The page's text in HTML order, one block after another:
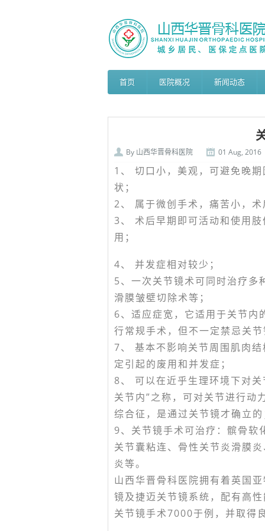
首页 医院概况 新闻动态
By 山西华晋骨科医院 01 Aug, 2016
1、 切口小，美观，可避免晚
状；
2、 属于微创手术，痛苦小，
3、 术后早期即可活动和使用
用；
4、 并发症相对较少；
5、一次关节镜术可同时治疗多
滑膜皱壁切除术等；
6、适应症宽，它适用于关节内
行常规手术，但不一定禁忌关
7、 基本不影响关节周围肌肉
定引起的废用和并发症；
8、 可以在近乎生理环境下对
关节内”之称，可对关节进行动
综合征，是通过关节镜才确立
9、关节镜手术可治疗：髌骨软
关节囊粘连、骨性关节炎滑膜
炎等。
山西华晋骨科医院拥有着英国
镜及捷迈关节镜系统，配有高
关节镜手术7000于例，并取得